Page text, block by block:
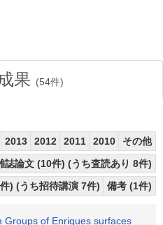
果 (54件)
2013 2012 2011 2010
その他
誌論文 (10件) (うち査読あり 8件)
) (うち招待講演 7件)
備考 (1件)
Groups of Enriques surfaces